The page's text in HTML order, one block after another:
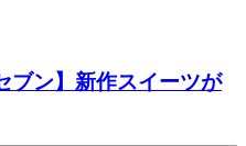
ン】新作スイーツが